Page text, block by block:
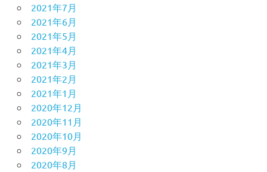
2021年7月
2021年6月
2021年5月
2021年4月
2021年3月
2021年2月
2021年1月
2020年12月
2020年11月
2020年10月
2020年9月
2020年8月